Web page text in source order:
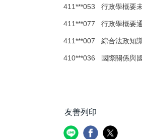
411***053 行政學概要
411***077 行政學概要
411***007 綜合法政知
410***036 國際關係與
友善列印